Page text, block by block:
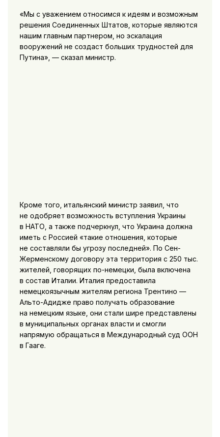
«Мы с уважением относимся к идеям и возможным
решения Соединенных Штатов, которые являются
нашим главным партнером, но эскалация
вооружений не создаст больших трудностей для
Путина», — сказал министр.
Кроме того, итальянский министр заявил, что
не одобряет возможность вступления Украины
в НАТО, а также подчеркнул, что Украина должна
иметь с Россией «такие отношения, которые
не составляли бы угрозу последней». По Сен-
Жерменскому договору эта территория с 250 тыс.
жителей, говорящих по-немецки, была включена
в состав Италии. Италия предоставила
немецкоязычным жителям региона Трентино —
Альто-Адидже право получать образование
на немецким языке, они стали шире представлены
в муниципальных органах власти и смогли
напрямую обращаться в Международный суд ООН
в Гааге.